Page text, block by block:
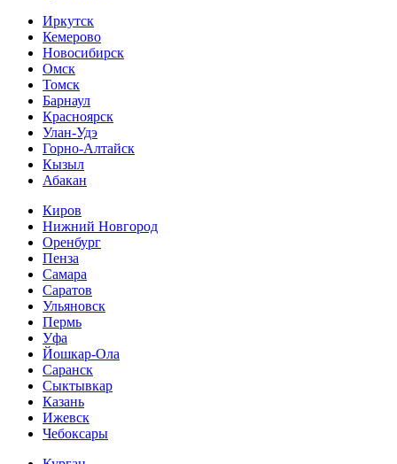
Иркутск
Кемерово
Новосибирск
Омск
Томск
Барнаул
Красноярск
Улан-Удэ
Горно-Алтайск
Кызыл
Абакан
Киров
Нижний Новгород
Оренбург
Пенза
Самара
Саратов
Ульяновск
Пермь
Уфа
Йошкар-Ола
Саранск
Сыктывкар
Казань
Ижевск
Чебоксары